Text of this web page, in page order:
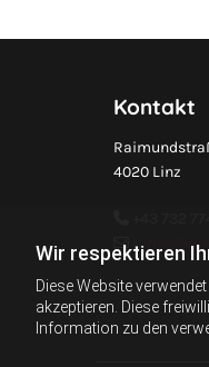
Wir respektieren
Diese Website
akzeptieren. Diese
Information zu den
Kontakt
4020 Linz
 farbe@i-l.at